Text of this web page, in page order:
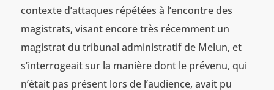
contexte d’attaques répétées à l’encontre des
magistrats, visant encore très récemment un
magistrat du tribunal administratif de Melun, et
s’interrogeait sur la manière dont le prévenu, qui
n’était pas présent lors de l’audience, avait pu